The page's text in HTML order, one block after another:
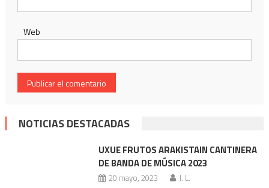
Web
NOTICIAS DESTACADAS
UXUE FRUTOS ARAKISTAIN CANTINERA
DE BANDA DE MÚSICA 2023
20 mayo, 2023 J. L.